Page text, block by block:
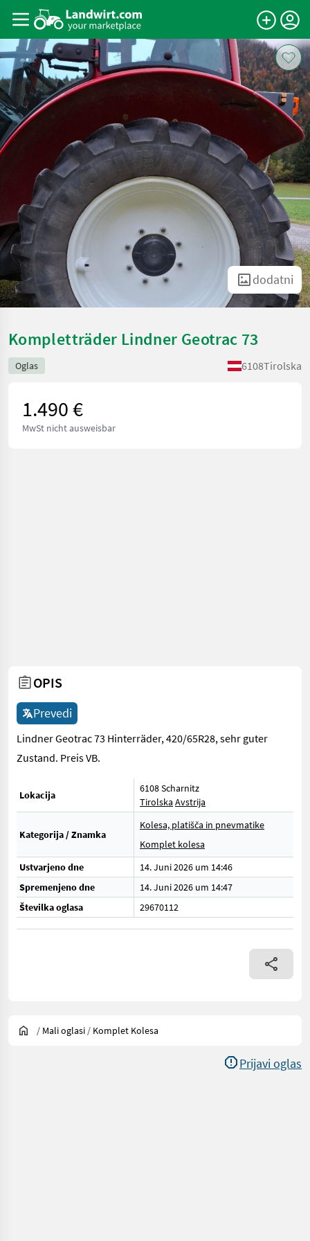
dodatni
Kompletträder Lindner Geotrac 73
Oglas 6108Tirolska
1.490 €
MwSt nicht ausweisbar
OPIS
Prevedi
Lindner Geotrac 73 Hinterräder, 420/65R28, sehr guter
Zustand. Preis VB.
Lokacija
6108 Scharnitz
Tirolska Avstrija
Kategorija / Znamka
Kolesa, platišča in pnevmatike
Komplet kolesa
Ustvarjeno dne
14. Juni 2026 um 14:46
Spremenjeno dne
14. Juni 2026 um 14:47
Številka oglasa
29670112
/ Mali oglasi / Komplet Kolesa
Prijavi oglas